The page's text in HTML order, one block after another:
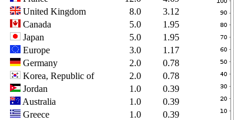
United Kingdom
8.0
3.12
Canada
5.0
1.95
Japan
5.0
1.95
Europe
3.0
1.17
Germany
2.0
0.78
Korea, Republic of
2.0
0.78
Jordan
1.0
0.39
Australia
1.0
0.39
Greece
1.0
0.39